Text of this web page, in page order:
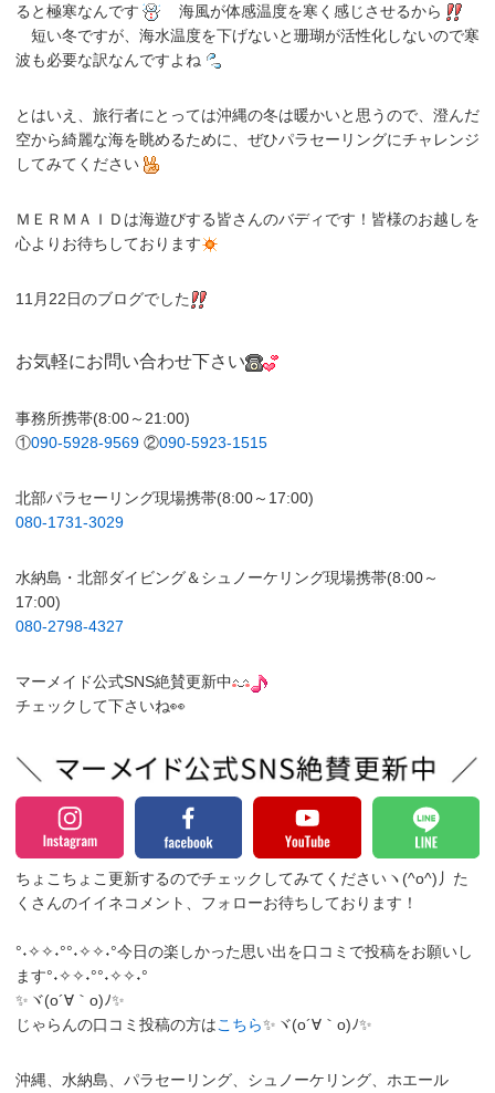
ると極寒なんです
海風が体感温度を寒く感じさせるから
短い冬ですが、海水温度を下げないと珊瑚が活性化しないので寒
波も必要な訳なんですよね
とはいえ、旅行者にとっては沖縄の冬は暖かいと思うので、澄んだ
空から綺麗な海を眺めるために、ぜひパラセーリングにチャレンジ
してみてください
ＭＥＲＭＡＩＤは海遊びする皆さんのバディです！皆様のお越しを
心よりお待ちしております
11月22日のブログでした
お気軽にお問い合わせ下さい
事務所携帯(8:00～21:00)
①090-5928-9569 ②090-5923-1515
北部パラセーリング現場携帯(8:00～17:00)
080-1731-3029
水納島・北部ダイビング＆シュノーケリング現場携帯(8:00～
17:00)
080-2798-4327
マーメイド公式SNS絶賛更新中
チェックして下さいね👀
ちょこちょこ更新するのでチェックしてみてくださいヽ(^o^)丿 た
くさんのイイネコメント、フォローお待ちしております！
°˖✧✧˖°°˖✧✧˖°今日の楽しかった思い出を口コミで投稿をお願いし
ます°˖✧✧˖°°˖✧✧˖°
✨ヾ(o´∀｀o)ﾉ✨
じゃらんの口コミ投稿の方はこちら✨ヾ(o´∀｀o)ﾉ✨
沖縄、水納島、パラセーリング、シュノーケリング、ホエール